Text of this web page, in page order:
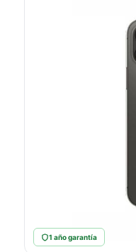
1 año garantía